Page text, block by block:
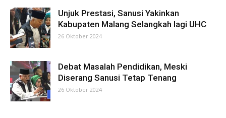
Unjuk Prestasi, Sanusi Yakinkan
Kabupaten Malang Selangkah lagi UHC
26 Oktober 2024
Debat Masalah Pendidikan, Meski
Diserang Sanusi Tetap Tenang
26 Oktober 2024